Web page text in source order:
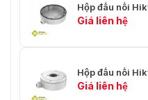
Hộp đấu nối
Giá liên hệ
Hộp đấu nối
Giá liên hệ